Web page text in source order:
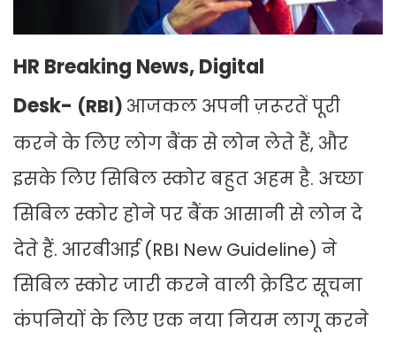
HR Breaking News, Digital
Desk- (RBI) आजकल अपनी ज़रूरतें पूरी
करने के लिए लोग बैंक से लोन लेते हैं, और
इसके लिए सिबिल स्कोर बहुत अहम है. अच्छा
सिबिल स्कोर होने पर बैंक आसानी से लोन दे
देते हैं. आरबीआई (RBI New Guideline) ने
सिबिल स्कोर जारी करने वाली क्रेडिट सूचना
कंपनियों के लिए एक नया नियम लागू करने